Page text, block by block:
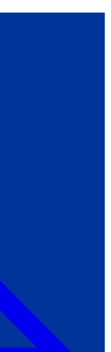
пісенний
ти є!»
«Жестова
це…»
та
закладів